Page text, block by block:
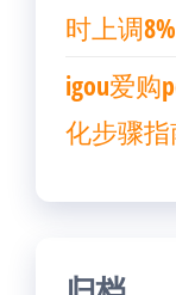
时上调8%
igou爱购
化步骤